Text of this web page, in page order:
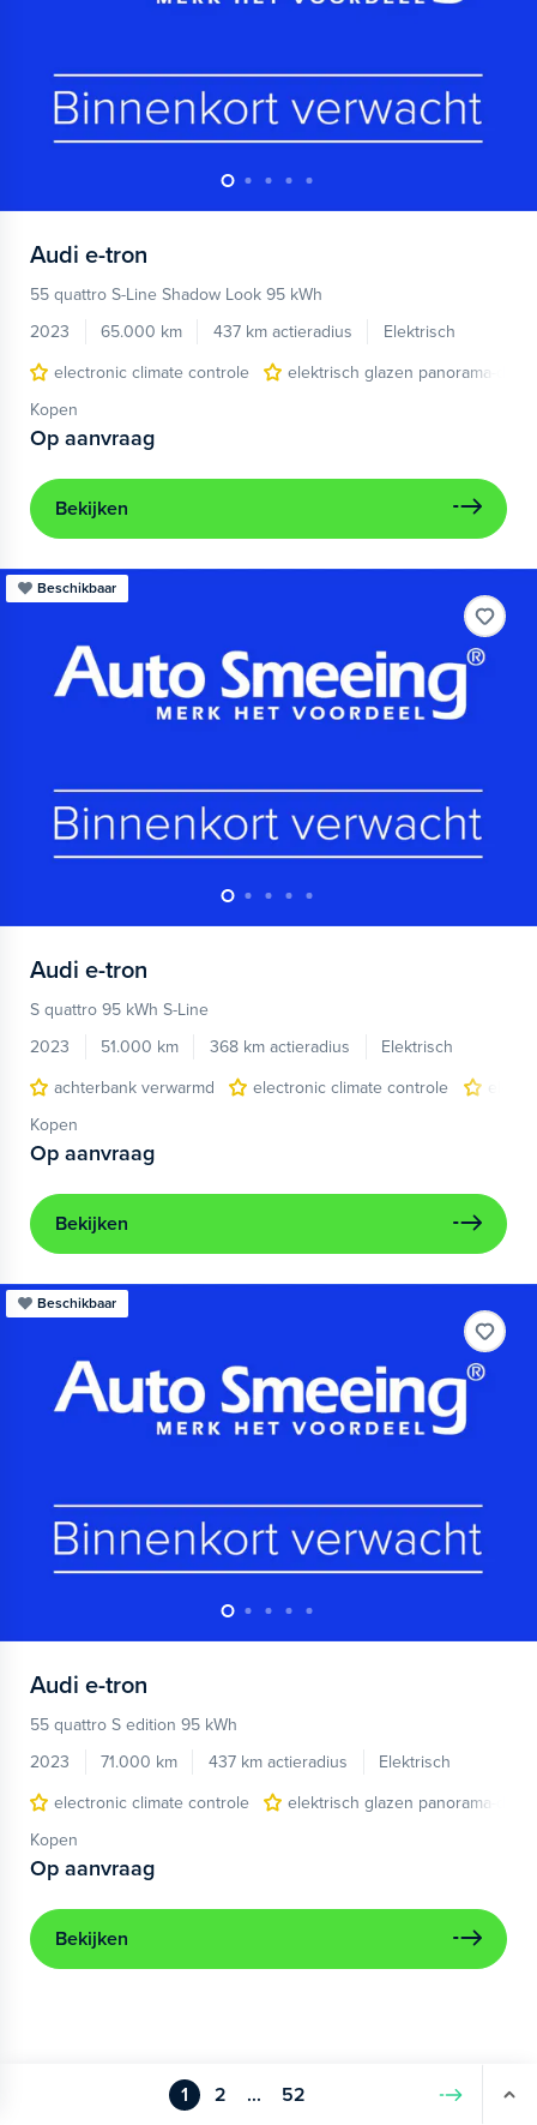
Audi e-tron
55 quattro S-Line Shadow Look 95 kWh
2023
65.000 km 437 km actieradius
Elektrisch
electronic climate controle
elektrisch glazen panorama-dak
Kopen
Op aanvraag
Bekijken
Beschikbaar
Audi e-tron
S quattro 95 kWh S-Line
2023
51.000 km 368 km actieradius
Elektrisch
achterbank verwarmd
electronic climate controle
Kopen
Op aanvraag
Bekijken
Beschikbaar
Audi e-tron
55 quattro S edition 95 kWh
2023
71.000 km 437 km actieradius
Elektrisch
electronic climate controle
elektrisch glazen panorama-dak
Kopen
Op aanvraag
Bekijken
1 2 ... 52 Volgende